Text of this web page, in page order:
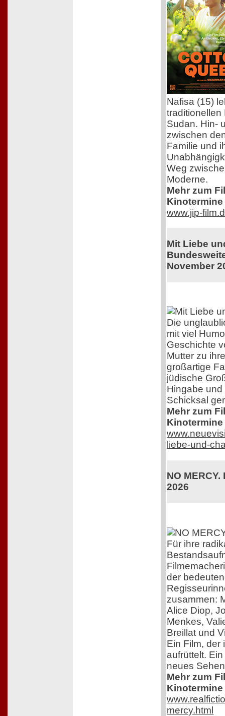
Nafisa (15)
traditionellen
Sudan. Hin-
zwischen
Familie und
Weg
Moderne.
Mehr zum
www.jip-
Mit Liebe
November
Die
mit viel
Geschichte
Mutter zu
großartige
jüdische
Hingabe
Schicksal
Mehr zum
liebe-und-
NO
2026
Für ihre
der
zusammen:
Alice Diop,
Menkes,
Breillat und
Ein Film, der
aufrüttelt.
neues
Mehr zum
mercy.html